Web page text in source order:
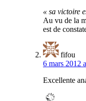
« sa victoire
Au vu de la
est de
fifou
6 mars 2012
Excellente